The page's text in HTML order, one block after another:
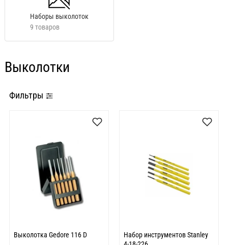
Наборы выколоток
9 товаров
Выколотки
Фильтры
Выколотка Gedore 116 D
Набор инструментов Stanley